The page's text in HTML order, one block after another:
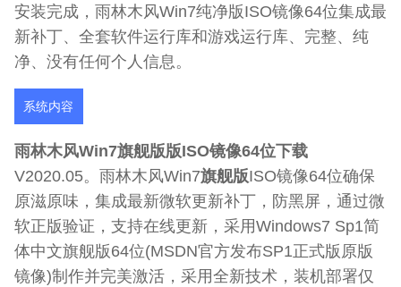
安装完成，雨林木风Win7纯净版ISO镜像64位集成最
新补丁、全套软件运行库和游戏运行库、完整、纯
净、没有任何个人信息。
系统内容
雨林木风Win7旗舰版版ISO镜像64位下载
V2020.05。雨林木风Win7旗舰版ISO镜像64位确保
原滋原味，集成最新微软更新补丁，防黑屏，通过微
软正版验证，支持在线更新，采用Windows7 Sp1简
体中文旗舰版64位(MSDN官方发布SP1正式版原版
镜像)制作并完美激活，采用全新技术，装机部署仅